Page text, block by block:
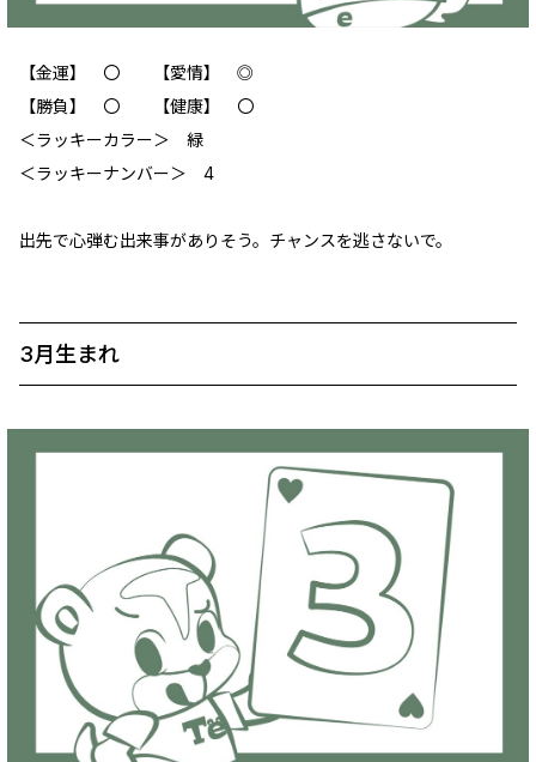
【金運】 〇 【愛情】 ◎
【勝負】 〇 【健康】 〇
＜ラッキーカラー＞ 緑
＜ラッキーナンバー＞ 4
出先で心弾む出来事がありそう。チャンスを逃さないで。
3月生まれ